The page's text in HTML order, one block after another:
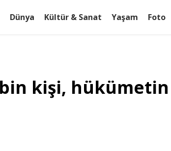
Dünya Kültür & Sanat Yaşam Foto
bin kişi,